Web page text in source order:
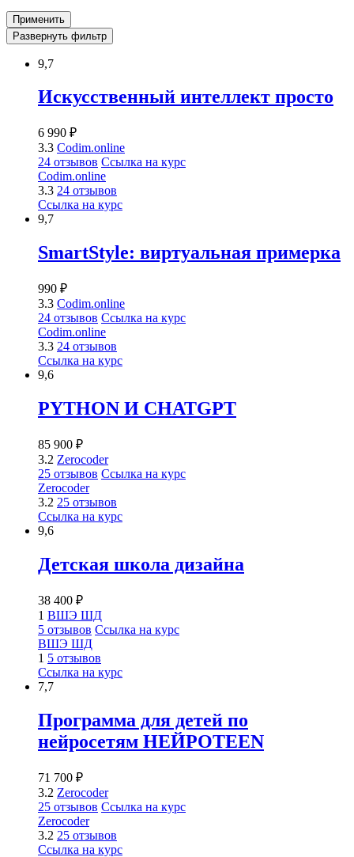
Применить
Развернуть фильтр
9,7
Искусственный интеллект просто
6 990 ₽
3.3 Codim.online
24 отзывов Ссылка на курс
Codim.online
3.3 24 отзывов
Ссылка на курс
9,7
SmartStyle: виртуальная примерка
990 ₽
3.3 Codim.online
24 отзывов Ссылка на курс
Codim.online
3.3 24 отзывов
Ссылка на курс
9,6
PYTHON И CHATGPT
85 900 ₽
3.2 Zerocoder
25 отзывов Ссылка на курс
Zerocoder
3.2 25 отзывов
Ссылка на курс
9,6
Детская школа дизайна
38 400 ₽
1 ВШЭ ШД
5 отзывов Ссылка на курс
ВШЭ ШД
1 5 отзывов
Ссылка на курс
7,7
Программа для детей по
нейросетям НЕЙРОTEEN
71 700 ₽
3.2 Zerocoder
25 отзывов Ссылка на курс
Zerocoder
3.2 25 отзывов
Ссылка на курс